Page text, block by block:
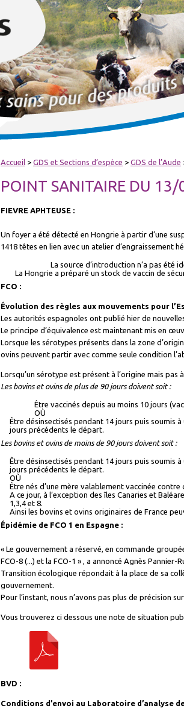
Accueil > GDS et Sections d’espèce > GDS de l’Aude
POINT SANITAIRE DU
FIEVRE APHTEUSE :
Un foyer a été détecté en Hongrie à partir d’une
1418 têtes en lien avec un atelier d’engraissement
La source d’introduction n’a pas été
La Hongrie a préparé un stock de vaccin de
FCO :
Évolution des règles aux mouvements pour
Les autorités espagnoles ont publié hier de
Le principe d’équivalence est maintenant mis en
Lorsque les sérotypes présents dans la zone
ovins peuvent partir avec comme seule condition
Lorsqu’un sérotype est présent à l’origine mais pas
Les bovins et ovins de plus de 90 jours doivent soit :
Être vaccinés depuis au moins 10 jours
OÙ
Être désinsectisés pendant 14 jours puis soumis
jours précédents le départ.
Les bovins et ovins de moins de 90 jours doivent soit :
Être désinsectisés pendant 14 jours puis soumis
jours précédents le départ.
OÙ
Être nés d’une mère valablement vaccinée contre
A ce jour, à l’exception des îles Canaries et
1,3,4 et 8.
Ainsi les bovins et ovins originaires de France
Épidémie de FCO 1 en Espagne :
« Le gouvernement a réservé, en commande
FCO-8 (...) et la FCO-1 » , a annoncé Agnès
Transition écologique répondait à la place de sa
gouvernement.
Pour l’instant, nous n’avons pas plus de précision
Vous trouverez ci dessous une note de situation
BVD :
Conditions d’envoi au Laboratoire d’analyse